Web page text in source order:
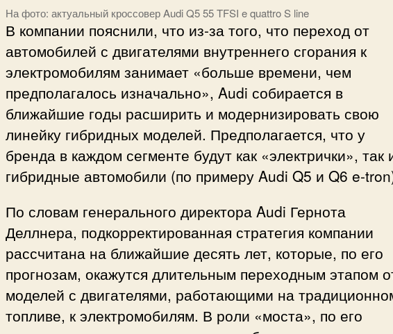
На фото: актуальный кроссовер Audi Q5 55 TFSI e quattro S line
В компании пояснили, что из-за того, что переход от
автомобилей с двигателями внутреннего сгорания к
электромобилям занимает «больше времени, чем
предполагалось изначально», Audi собирается в
ближайшие годы расширить и модернизировать свою
линейку гибридных моделей. Предполагается, что у
бренда в каждом сегменте будут как «электрички», так
гибридные автомобили (по примеру Audi Q5 и Q6 e-
По словам генерального директора Audi Гернота
Деллнера, подкорректированная стратегия компании
рассчитана на ближайшие десять лет, которые, по его
прогнозам, окажутся длительным переходным этапом
моделей с двигателями, работающими на
топливе, к электромобилям. В роли «моста», по его